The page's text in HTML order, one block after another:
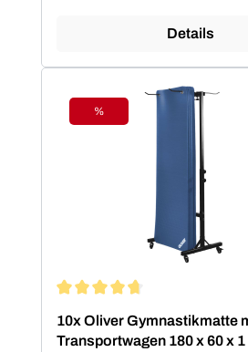
Details
Rabatt
%
Durchschnittliche Bewertung
10x Oliver Gymnastikmatte m. Ösen u.
Transportwagen 180 x 60 x 1